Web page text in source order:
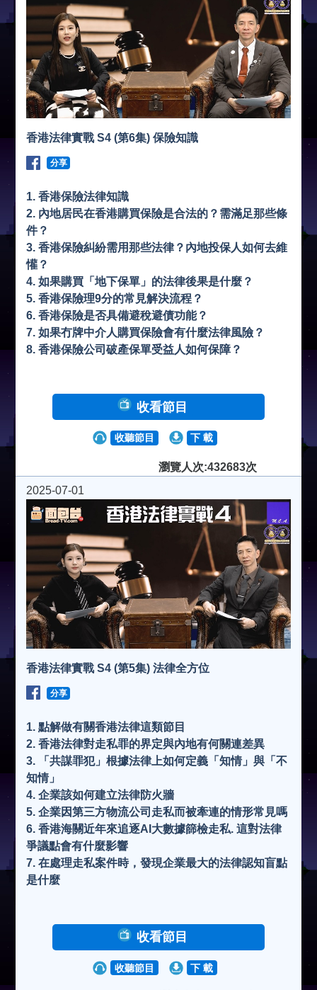
香港法律實戰 S4 (第6集) 保險知識
分享
1. 香港保險法律知識
2. 內地居民在香港購買保險是合法的？需滿足那些條
件？
3. 香港保險糾紛需用那些法律？內地投保人如何去維
懽？
4. 如果購買「地下保單」的法律後果是什麼？
5. 香港保險理9分的常見解決流程？
6. 香港保險是否具備避稅避債功能？
7. 如果冇牌中介人購買保險會有什麼法律風險？
8. 香港保險公司破產保單受益人如何保障？
收看節目
收聽節目 下 載
瀏覽人次:432683次
2025-07-01
香港法律實戰 S4 (第5集) 法律全方位
分享
1. 點解做有關香港法律這類節目
2. 香港法律對走私罪的界定與內地有何關連差異
3. 「共謀罪犯」根據法律上如何定義「知情」與「不
知情」
4. 企業該如何建立法律防火牆
5. 企業因第三方物流公司走私而被牽連的情形常見嗎
6. 香港海關近年來追逐AI大數據篩檢走私. 這對法律
爭議點會有什麼影響
7. 在處理走私案件時，發現企業最大的法律認知盲點
是什麼
收看節目
收聽節目 下 載